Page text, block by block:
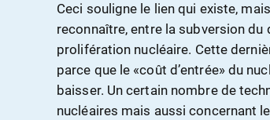
Ceci souligne le lien qui existe,
reconnaître, entre la subversion
prolifération nucléaire. Cette
parce que le «coût d’entrée» du
baisser. Un certain nombre de
nucléaires mais aussi concernant